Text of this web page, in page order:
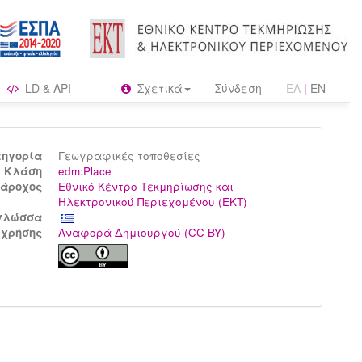
LD & API Σχετικά Σύνδεση ΕΛ | EN
Γεωγραφικές τοποθεσίες
Kλάση
edm:Place
Εθνικό Κέντρο Τεκμηρίωσης και
Ηλεκτρονικού Περιεχομένου (ΕΚΤ)
Αναφορά Δημιουργού (CC BY)